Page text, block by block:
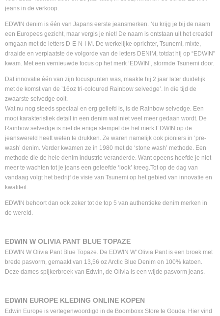
jeans in de verkoop.
EDWIN denim is één van Japans eerste jeansmerken. Nu krijg je bij de naam
een Europees gezicht, maar vergis je niet! De naam is ontstaan uit het creatief
omgaan met de letters D-E-N-I-M. De werkelijke oprichter, Tsunemi, mixte,
draaide en verplaatste de volgorde van de letters DENIM, totdat hij op “EDWIN”
kwam. Met een vernieuwde focus op het merk ‘EDWIN’, stormde Tsunemi door.
Dat innovatie één van zijn focuspunten was, maakte hij 2 jaar later duidelijk
met de komst van de ’16oz tri-coloured Rainbow selvedge’. In die tijd de
zwaarste selvedge ooit.
Wat nu nog steeds speciaal en erg geliefd is, is de Rainbow selvedge. Een
mooi karakteristiek detail in een denim wat niet veel meer gedaan wordt. De
Rainbow selvedge is niet de enige stempel die het merk EDWIN op de
jeanswereld heeft weten te drukken. Ze waren namelijk ook pioniers in ‘pre-
wash’ denim. Verder kwamen ze in 1980 met de ‘stone wash’ methode. Een
methode die de hele denim industrie veranderde. Want opeens hoefde je niet
meer te wachten tot je jeans een geleefde ‘look’ kreeg.Tot op de dag van
vandaag volgt het bedrijf de visie van Tsunemi op het gebied van innovatie en
kwaliteit.
EDWIN behoort dan ook zeker tot de top 5 van authentieke denim merken in
de wereld.
EDWIN W OLIVIA PANT BLUE TOPAZE
EDWIN W Olivia Pant Blue Topaze. De EDWIN W' Olivia Pant is een broek met
brede pasvorm, gemaakt van 13,56 oz Arctic Blue Denim en 100% katoen.
Deze dames spijkerbroek van Edwin, de Olivia is een wijde pasvorm jeans.
EDWIN EUROPE KLEDING ONLINE KOPEN
Edwin Europe is vertegenwoordigd in de Boomboxx Store te Gouda. Hier vind